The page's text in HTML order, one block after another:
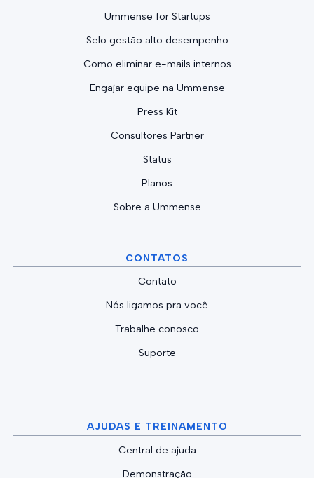
Ummense for Startups
Selo gestão alto desempenho
Como eliminar e-mails internos
Engajar equipe na Ummense
Press Kit
Consultores Partner
Status
Planos
Sobre a Ummense
CONTATOS
Contato
Nós ligamos pra você
Trabalhe conosco
Suporte
AJUDAS E TREINAMENTO
Central de ajuda
Demonstração